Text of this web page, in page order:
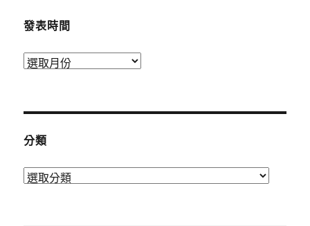
發表時間
發
分類
分